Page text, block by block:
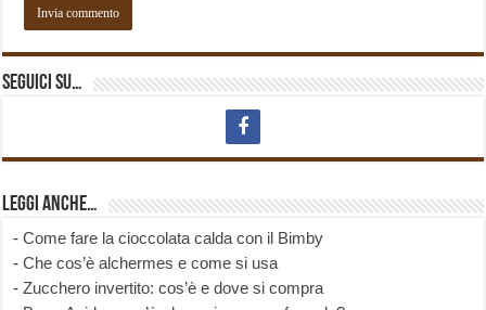
Seguici su…
Leggi anche…
-Come fare la cioccolata calda con il Bimby
-Che cos’è alchermes e come si usa
-Zucchero invertito: cos’è e dove si compra